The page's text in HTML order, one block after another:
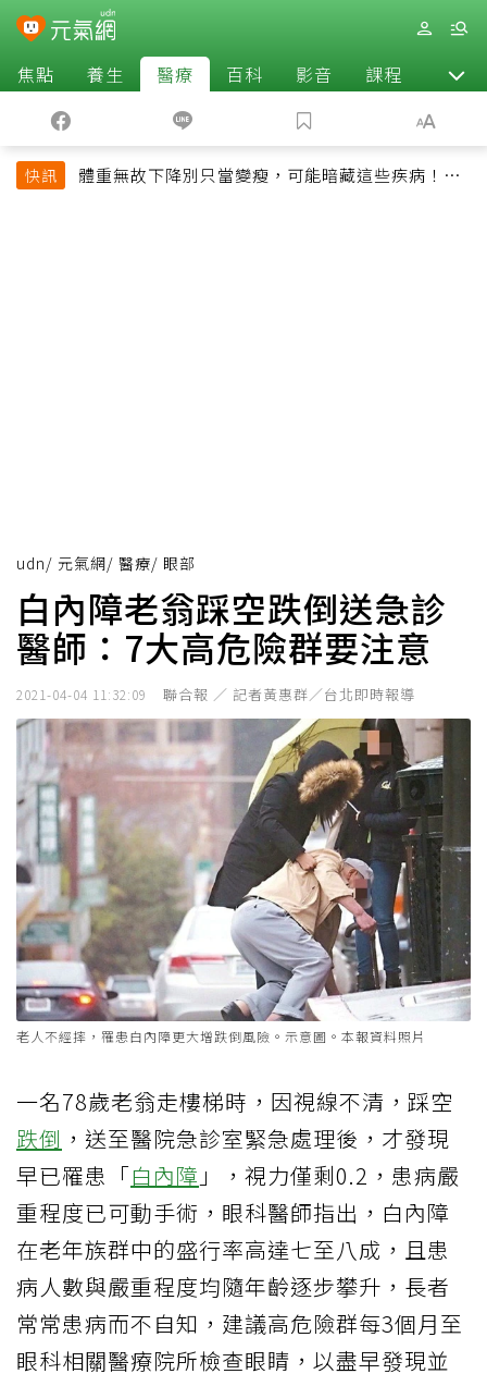
焦點 養生 醫療 百科 影音 課程 退休
快訊
體重無故下降別只當變瘦，可能暗藏這些疾病！醫
udn/ 元氣網/ 醫療/ 眼部
白內障老翁踩空跌倒送急診
醫師：7大高危險群要注意
2021-04-04 11:32:09 聯合報 ／ 記者黃惠群／台北即時報導
老人不經摔，罹患白內障更大增跌倒風險。示意圖。本報資料照片
一名78歲老翁走樓梯時，因視線不清，踩空
跌倒 ，送至醫院急診室緊急處理後，才發現
早已罹患「白內障 」，視力僅剩0.2，患病嚴
重程度已可動手術，眼科醫師指出，白內障
在老年族群中的盛行率高達七至八成，且患
病人數與嚴重程度均隨年齡逐步攀升，長者
常常患病而不自知，建議高危險群每3個月至
眼科相關醫療院所檢查眼睛，以盡早發現並